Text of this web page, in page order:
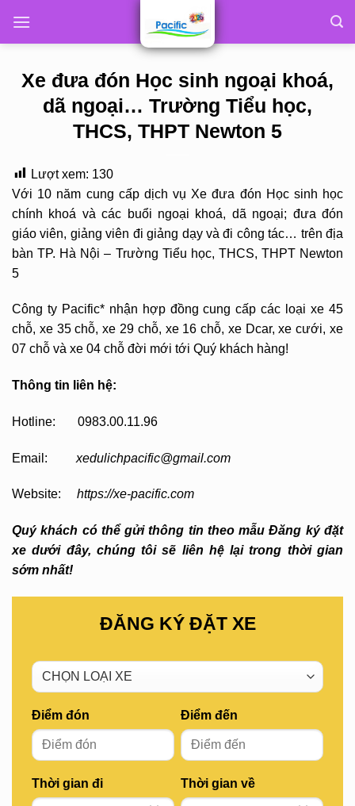
Xe đưa đón Học sinh ngoại khoá,
dã ngoại… Trường Tiểu học,
THCS, THPT Newton 5
Lượt xem: 130
Với 10 năm cung cấp dịch vụ Xe đưa đón Học sinh học
chính khoá và các buổi ngoại khoá, dã ngoại; đưa đón
giáo viên, giảng viên đi giảng dạy và đi công tác… trên địa
bàn TP. Hà Nội – Trường Tiểu học, THCS, THPT Newton
5
Công ty Pacific* nhận hợp đồng cung cấp các loại xe 45
chỗ, xe 35 chỗ, xe 29 chỗ, xe 16 chỗ, xe Dcar, xe cưới, xe
07 chỗ và xe 04 chỗ đời mới tới Quý khách hàng!
Thông tin liên hệ:
Hotline: 0983.00.11.96
Email: xedulichpacific@gmail.com
Website: https://xe-pacific.com
Quý khách có thể gửi thông tin theo mẫu Đăng ký đặt
xe dưới đây, chúng tôi sẽ liên hệ lại trong thời gian
sớm nhất!
ĐĂNG KÝ ĐẶT XE
Điểm đón
Thời gian đi
Điểm đến
Thời gian về